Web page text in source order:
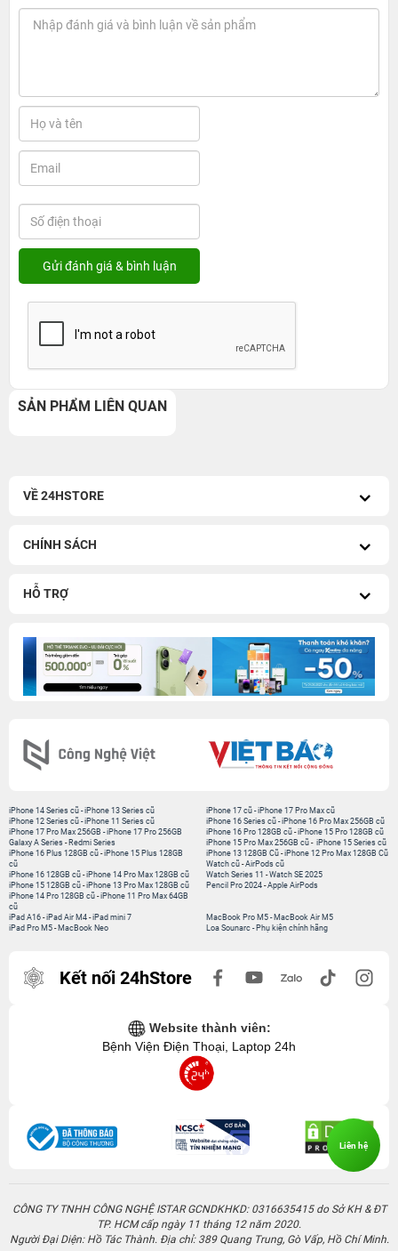
SẢN PHẨM LIÊN QUAN
VỀ 24HSTORE
CHÍNH SÁCH
HỖ TRỢ
iPhone 14 Series cũ -iPhone 13 Series cũ
iPhone 12 Series cũ -iPhone 11 Series cũ
iPhone 17 Pro Max 256GB -iPhone 17 Pro 256GB
Galaxy A Series - Redmi Series
iPhone 17 cũ-iPhone 17 Pro Max cũ
iPhone 16 Series cũ- iPhone 16 Pro Max 256GB cũ
iPhone 16 Pro 128GB cũ-iPhone 15 Pro 128GB cũ
iPhone 15 Pro Max 256GB cũ- iPhone 15 Series cũ
iPhone 16 Plus 128GB cũ -iPhone 15 Plus 128GB
cũ
iPhone 16 128GB cũ -iPhone 14 Pro Max 128GB cũ
iPhone 15 128GB cũ -iPhone 13 Pro Max 128GB cũ
iPhone 14 Pro 128GB cũ -iPhone 11 Pro Max 64GB
cũ
iPhone 13 128GB Cũ-iPhone 12 Pro Max 128GB Cũ
Watch cũ-AirPods cũ
Watch Series 11 -Watch SE 2025
Pencil Pro 2024-Apple AirPods
iPad A16 -iPad Air M4 -iPad mini 7
iPad Pro M5 - MacBook Neo
MacBook Pro M5- MacBook Air M5
Loa Sounarc- Phụ kiện chính hãng
Kết nối 24hStore
Website thành viên:
Bệnh Viện Điện Thoại, Laptop 24h
CÔNG TY TNHH CÔNG NGHỆ ISTAR GCNDKHKD: 0316635415 do Sở KH & ĐT
TP. HCM cấp ngày 11 tháng 12 năm 2020.
Người Đại Diện: Hồ Tác Thành. Địa chỉ: 389 Quang Trung, Gò Vấp, Hồ Chí Minh.
Liên hệ